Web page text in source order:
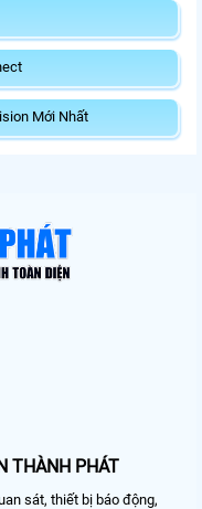
Mới Nhất
THÀNH PHÁT
sát, thiết bị báo động,